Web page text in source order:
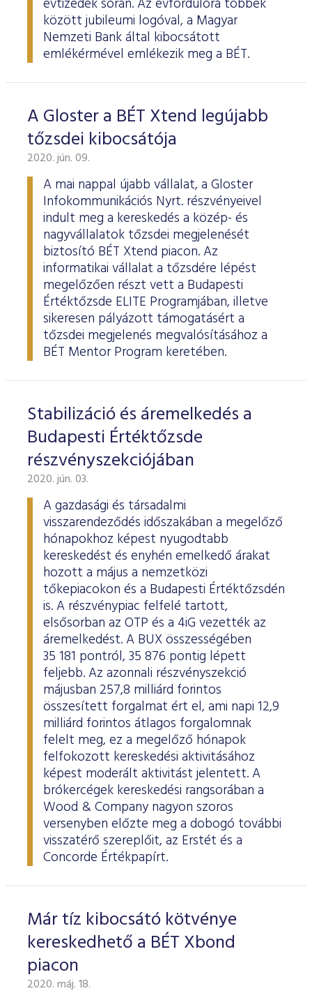
évtizedek során. Az évfordulóra többek
között jubileumi logóval, a Magyar
Nemzeti Bank által kibocsátott
emlékérmével emlékezik meg a BÉT.
A Gloster a BÉT Xtend legújabb
tőzsdei kibocsátója
2020. jún. 09.
A mai nappal újabb vállalat, a Gloster
Infokommunikációs Nyrt. részvényeivel
indult meg a kereskedés a közép- és
nagyvállalatok tőzsdei megjelenését
biztosító BÉT Xtend piacon. Az
informatikai vállalat a tőzsdére lépést
megelőzően részt vett a Budapesti
Értéktőzsde ELITE Programjában, illetve
sikeresen pályázott támogatásért a
tőzsdei megjelenés megvalósításához a
BÉT Mentor Program keretében.
Stabilizáció és áremelkedés a
Budapesti Értéktőzsde
részvényszekciójában
2020. jún. 03.
A gazdasági és társadalmi
visszarendeződés időszakában a megelőző
hónapokhoz képest nyugodtabb
kereskedést és enyhén emelkedő árakat
hozott a május a nemzetközi
tőkepiacokon és a Budapesti Értéktőzsdén
is. A részvénypiac felfelé tartott,
elsősorban az OTP és a 4iG vezették az
áremelkedést. A BUX összességében
35 181 pontról, 35 876 pontig lépett
feljebb. Az azonnali részvényszekció
májusban 257,8 milliárd forintos
összesített forgalmat ért el, ami napi 12,9
milliárd forintos átlagos forgalomnak
felelt meg, ez a megelőző hónapok
felfokozott kereskedési aktivitásához
képest moderált aktivitást jelentett. A
brókercégek kereskedési rangsorában a
Wood & Company nagyon szoros
versenyben előzte meg a dobogó további
visszatérő szereplőit, az Erstét és a
Concorde Értékpapírt.
Már tíz kibocsátó kötvénye
kereskedhető a BÉT Xbond
piacon
2020. máj. 18.